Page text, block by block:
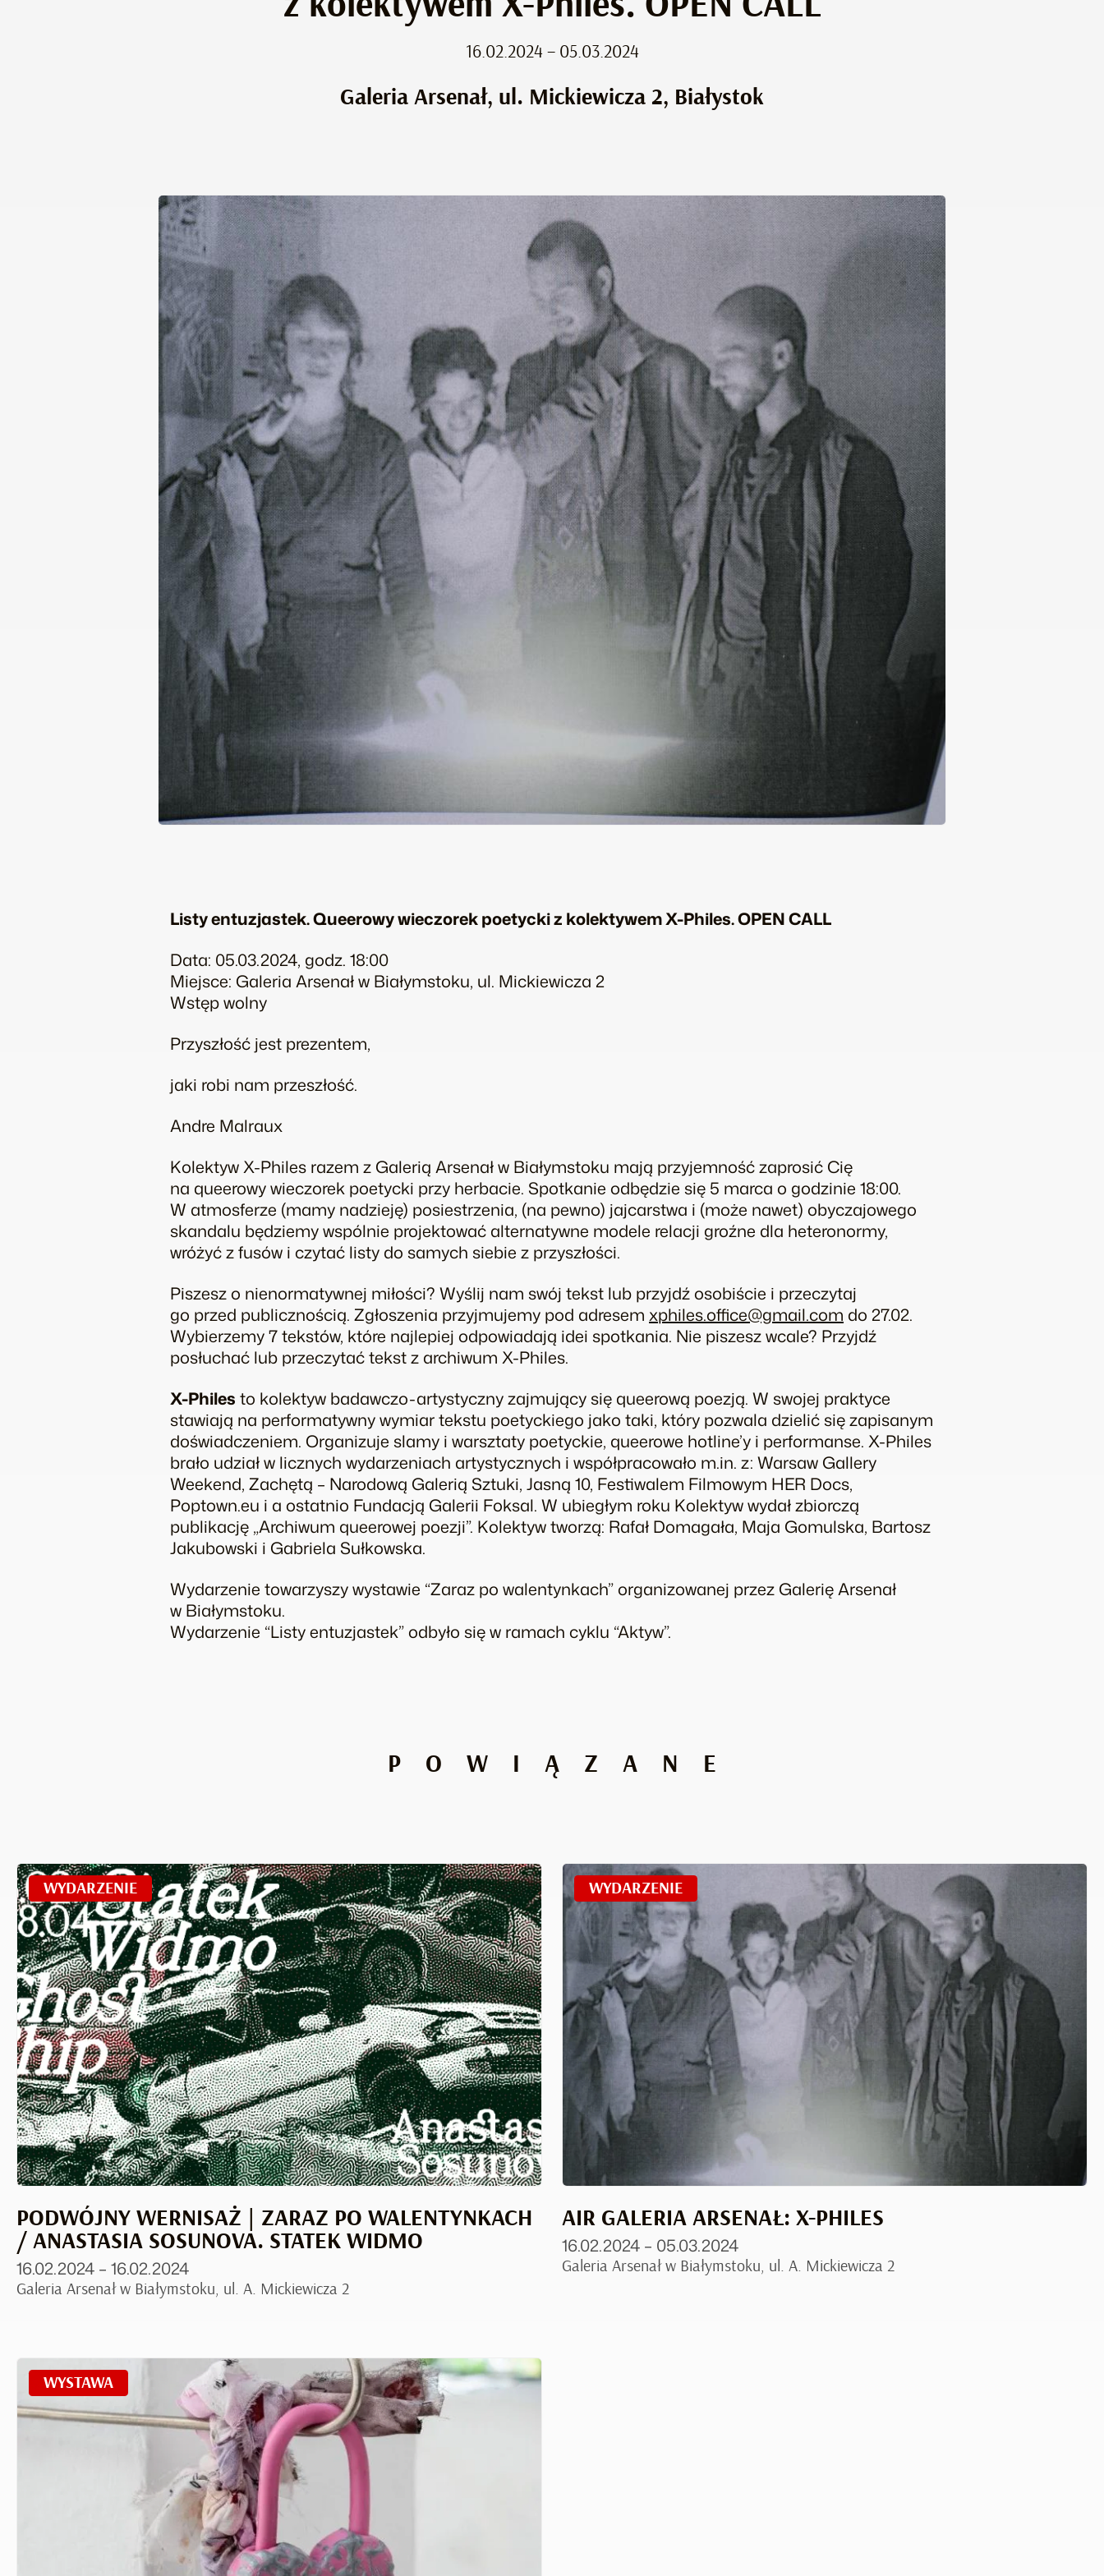
16.02.2024 – 05.03.2024
Galeria Arsenał, ul. Mickiewicza 2, Białystok
Listy entuzjastek. Queerowy wieczorek poetycki z kolektywem X-Philes. OPEN CALL
Data: 05.03.2024, godz. 18:00
Miejsce: Galeria Arsenał w Białymstoku, ul. Mickiewicza 2
Wstęp wolny
Przyszłość jest prezentem,
jaki robi nam przeszłość.
Andre Malraux
Kolektyw X-Philes razem z Galerią Arsenał w Białymstoku mają przyjemność zaprosić Cię
na queerowy wieczorek poetycki przy herbacie. Spotkanie odbędzie się 5 marca o godzinie 18:00.
W atmosferze (mamy nadzieję) posiestrzenia, (na pewno) jajcarstwa i (może nawet) obyczajowego
skandalu będziemy wspólnie projektować alternatywne modele relacji groźne dla heteronormy,
wróżyć z fusów i czytać listy do samych siebie z przyszłości.
Piszesz o nienormatywnej miłości? Wyślij nam swój tekst lub przyjdź osobiście i przeczytaj
go przed publicznością. Zgłoszenia przyjmujemy pod adresem xphiles.office@gmail.com do 27.02.
Wybierzemy 7 tekstów, które najlepiej odpowiadają idei spotkania. Nie piszesz wcale? Przyjdź
posłuchać lub przeczytać tekst z archiwum X-Philes.
X-Philes to kolektyw badawczo-artystyczny zajmujący się queerową poezją. W swojej praktyce
stawiają na performatywny wymiar tekstu poetyckiego jako taki, który pozwala dzielić się zapisanym
doświadczeniem. Organizuje slamy i warsztaty poetyckie, queerowe hotline’y i performanse. X-Philes
brało udział w licznych wydarzeniach artystycznych i współpracowało m.in. z: Warsaw Gallery
Weekend, Zachętą – Narodową Galerią Sztuki, Jasną 10, Festiwalem Filmowym HER Docs,
Poptown.eu i a ostatnio Fundacją Galerii Foksal. W ubiegłym roku Kolektyw wydał zbiorczą
publikację „Archiwum queerowej poezji”. Kolektyw tworzą: Rafał Domagała, Maja Gomulska, Bartosz
Jakubowski i Gabriela Sułkowska.
Wydarzenie towarzyszy wystawie “Zaraz po walentynkach” organizowanej przez Galerię Arsenał
w Białymstoku.
Wydarzenie “Listy entuzjastek” odbyło się w ramach cyklu “Aktyw”.
POWIĄZANE
WYDARZENIE
PODWÓJNY WERNISAŻ | ZARAZ PO WALENTYNKACH
/ ANASTASIA SOSUNOVA. STATEK WIDMO
16.02.2024 – 16.02.2024
Galeria Arsenał w Białymstoku, ul. A. Mickiewicza 2
WYDARZENIE
AIR GALERIA ARSENAŁ: X-PHILES
16.02.2024 – 05.03.2024
Galeria Arsenał w Białymstoku, ul. A. Mickiewicza 2
WYSTAWA